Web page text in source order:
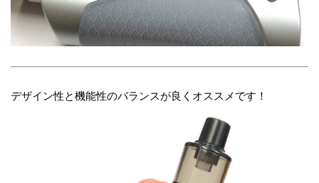
デザイン性と機能性のバランスが良くオススメです！